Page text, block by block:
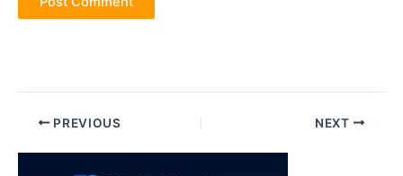
Post PREVIOUS NEXT